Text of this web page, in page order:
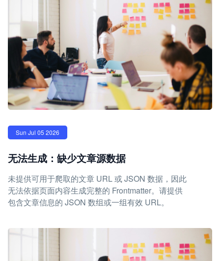
Sun Jul 05 2026
无法生成：缺少文章源数据
未提供可用于爬取的文章 URL 或 JSON 数据，因此
无法依据页面内容生成完整的 Frontmatter。请提供
包含文章信息的 JSON 数组或一组有效 URL。